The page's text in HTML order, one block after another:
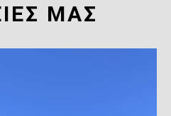
ΜΑΣ